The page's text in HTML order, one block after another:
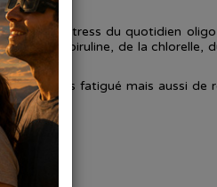
ou stress du quotidien
de la spiruline, de la chlorelle,
moins fatigué mais aussi de